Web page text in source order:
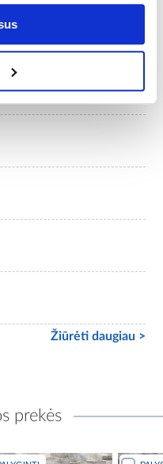
Žiūrėti daugiau >
prekės